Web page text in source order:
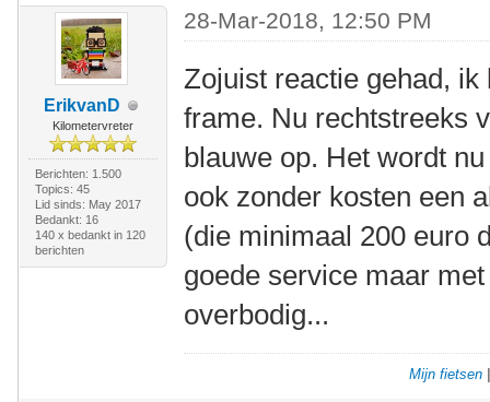
ErikvanD
Kilometervreter
Berichten: 1.500
Topics: 45
Lid sinds: May 2017
Bedankt: 16
140 x bedankt in 120
berichten
28-Mar-2018, 12:50 PM
Zojuist reactie gehad,
frame. Nu rechtstreeks
blauwe op. Het wordt
ook zonder kosten een
(die minimaal 200 euro
goede service maar
overbodig...
Mijn fietsen